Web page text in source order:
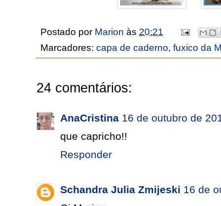
Postado por Marion às 20:21
Marcadores: capa de caderno, fuxico da
24 comentários:
AnaCristina 16 de outubro de
que capricho!!
Responder
Schandra Julia Zmijeski 16 de